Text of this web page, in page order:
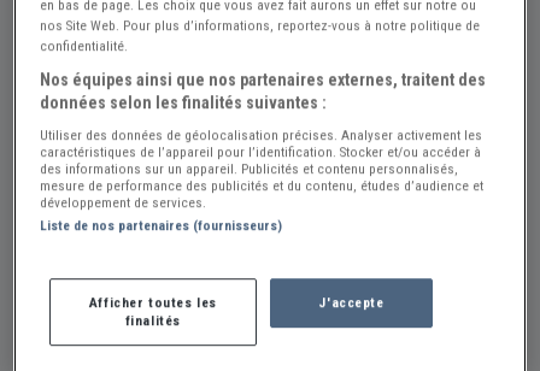
CLASSIC SU
Contact
06 60 41 68 67
Redonnez vie à votre moteur avec notre service de
en bas de page. Les choix que vous avez fait aurons un effet sur notre ou
nos Site Web. Pour plus d’informations, reportez-vous à notre politique de
confidentialité.
Nos équipes ainsi que nos partenaires externes, traitent des
données selon les finalités suivantes :
Utiliser des données de géolocalisation précises. Analyser activement les
caractéristiques de l’appareil pour l’identification. Stocker et/ou accéder à
des informations sur un appareil. Publicités et contenu personnalisés,
mesure de performance des publicités et du contenu, études d’audience et
développement de services.
Liste de nos partenaires (fournisseurs)
Afficher toutes les
finalités
J'accepte